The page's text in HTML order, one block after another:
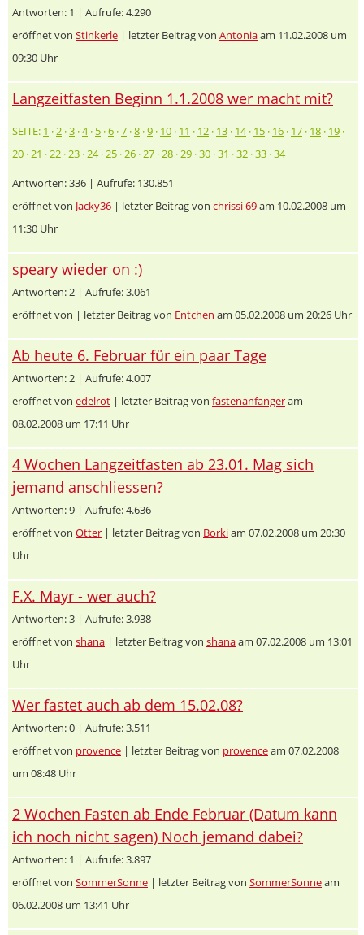
Antworten: 1 | Aufrufe: 4.290
eröffnet von Stinkerle | letzter Beitrag von Antoniaam 11.02.2008 um
09:30 Uhr
Langzeitfasten Beginn 1.1.2008 wer macht mit?
SEITE: 1 ·2 ·3 ·4· 5 ·6 ·7 ·8 ·9 · 10 · 11 · 12 · 13 · 14· 15 · 16 · 17 · 18 · 19 ·
20 ·21 ·22 ·23 ·24·25 ·26 ·27 ·28 ·29 ·30 ·31 ·32 ·33 ·34
Antworten: 336 | Aufrufe: 130.851
eröffnet von Jacky36 | letzter Beitrag von chrissi 69am 10.02.2008 um
11:30 Uhr
speary wieder on :)
Antworten: 2 | Aufrufe: 3.061
eröffnet von | letzter Beitrag von Entchen am 05.02.2008 um 20:26 Uhr
Ab heute 6. Februar für ein paar Tage
Antworten: 2 | Aufrufe: 4.007
eröffnet von edelrot | letzter Beitrag von fastenanfängeram
08.02.2008 um 17:11 Uhr
4 Wochen Langzeitfasten ab 23.01. Mag sich
jemand anschliessen?
Antworten: 9 | Aufrufe: 4.636
eröffnet von Otter | letzter Beitrag von Borkiam 07.02.2008 um 20:30
Uhr
F.X. Mayr - wer auch?
Antworten: 3 | Aufrufe: 3.938
eröffnet von shana | letzter Beitrag von shanaam 07.02.2008 um 13:01
Uhr
Wer fastet auch ab dem 15.02.08?
Antworten: 0 | Aufrufe: 3.511
eröffnet von provence | letzter Beitrag von provenceam 07.02.2008
um 08:48 Uhr
2 Wochen Fasten ab Ende Februar (Datum kann
ich noch nicht sagen) Noch jemand dabei?
Antworten: 1 | Aufrufe: 3.897
eröffnet von SommerSonne | letzter Beitrag von SommerSonneam
06.02.2008 um 13:41 Uhr